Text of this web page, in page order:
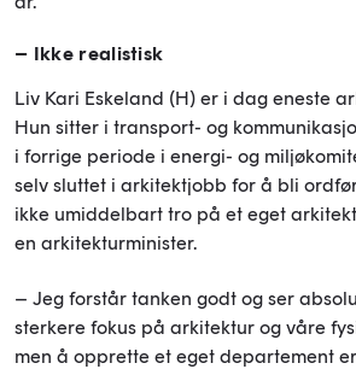
– Ikke realistisk
Liv Kari Eskeland (H) er i dag eneste
Hun sitter i transport- og
i forrige periode i energi- og
selv sluttet i arkitektjobb for å bli
ikke umiddelbart tro på et eget
en arkitekturminister.
– Jeg forstår tanken godt og ser
sterkere fokus på arkitektur og våre
men å opprette et eget departement